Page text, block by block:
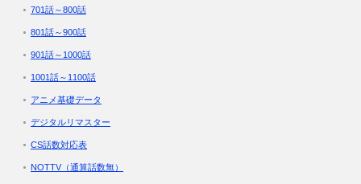
701話～800話
801話～900話
901話～1000話
1001話～1100話
アニメ基礎データ
デジタルリマスター
CS話数対応表
NOTTV（通算話数無）